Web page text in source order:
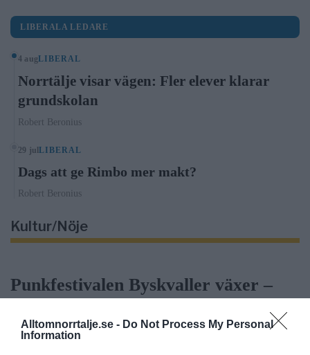
Alltomnorrtalje.se - Do Not Process My Personal
Information
LIBERALA LEDARE
4 augLIBERAL
Norrtälje visar vägen: Fler elever klarar
grundskolan
Robert Beronius
29 julLIBERAL
Dags att ge Rimbo mer makt?
Robert Beronius
Kultur/Nöje
Punkfestivalen Byskvaller växer –